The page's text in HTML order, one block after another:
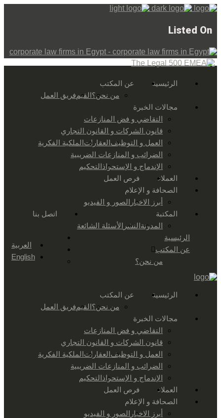
Listed On
الرئيسية
عن المكتب
من نحن؟القيمفريق العمل
مجالات الخبرة
التقاضي و فض المنازعات
قانون الشركات و القانون التجاري
العمل و التوظيفالعقاراتالملكية الفكرية
الضرائب و المنازعات الضريبية
الإندماج و الإستحواذالتحكيم
العملاء
فرص العمل
الصحافة و الإعلام
أبرز الاخبار الصور و الفيديو
المكتبة
المدونةالنشر الأسئلة الشائعة
اتصل بنا
العربية
English
الرئيسية
عن المكتب
من نحن؟القيمفريق العمل
مجالات الخبرة
التقاضي و فض المنازعات
قانون الشركات و القانون التجاري
العمل و التوظيفالعقاراتالملكية الفكرية
الضرائب و المنازعات الضريبية
الإندماج و الإستحواذالتحكيم
العملاء
فرص العمل
الصحافة و الإعلام
أبرز الاخبار الصور و الفيديو
الرئيسية
عن المكتب
من نحن؟